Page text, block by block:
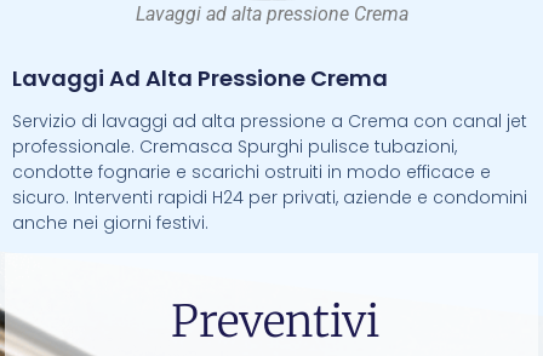
Lavaggi ad alta pressione Crema
Lavaggi Ad Alta Pressione Crema
Servizio di lavaggi ad alta pressione a Crema con canal jet
professionale. Cremasca Spurghi pulisce tubazioni,
condotte fognarie e scarichi ostruiti in modo efficace e
sicuro. Interventi rapidi H24 per privati, aziende e condomini
anche nei giorni festivi.
Preventivi